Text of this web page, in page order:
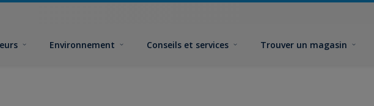
Environnement Conseils et services Trouver un magasin